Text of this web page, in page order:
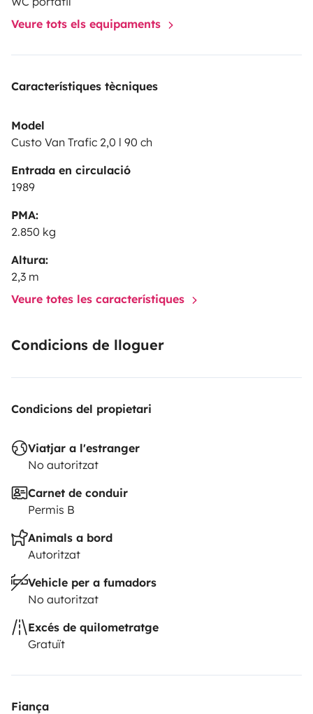
Veure tots els equipaments
Característiques tècniques
Model
Custo Van Trafic 2,0 l 90 ch
Entrada en circulació
1989
PMA:
2.850 kg
Altura:
2,3 m
Veure totes les característiques
Condicions de lloguer
Condicions del propietari
Viatjar a l'estranger
No autoritzat
Carnet de conduir
Permis B
Animals a bord
Autoritzat
Vehicle per a fumadors
No autoritzat
Excés de quilometratge
Gratuït
Fiança